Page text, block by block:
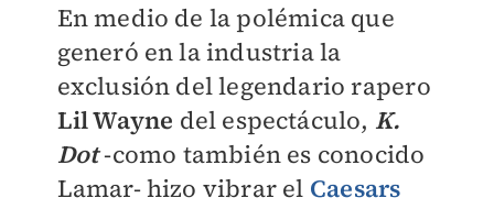
En medio de la polémica que
generó en la industria la
exclusión del legendario rapero
Lil Wayne del espectáculo, K.
Dot-como también es conocido
Lamar- hizo vibrar el Caesars